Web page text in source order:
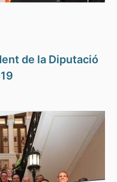
de la Diputació